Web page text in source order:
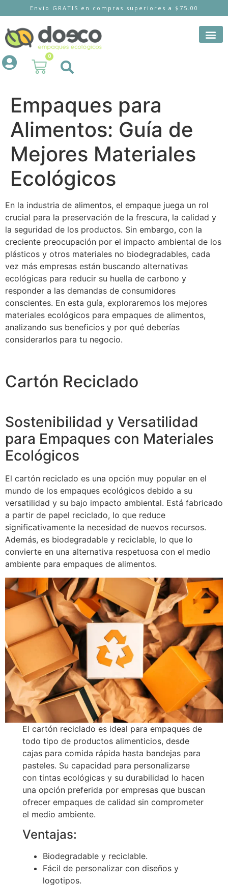
Envío GRATIS en compras superiores a $75.00
0
Empaques para
Alimentos: Guía de
Mejores Materiales
Ecológicos
En la industria de alimentos, el empaque juega un rol
crucial para la preservación de la frescura, la calidad y
la seguridad de los productos. Sin embargo, con la
creciente preocupación por el impacto ambiental de los
plásticos y otros materiales no biodegradables, cada
vez más empresas están buscando alternativas
ecológicas para reducir su huella de carbono y
responder a las demandas de consumidores
conscientes. En esta guía, exploraremos los mejores
materiales ecológicos para empaques de alimentos,
analizando sus beneficios y por qué deberías
considerarlos para tu negocio.
Cartón Reciclado
Sostenibilidad y Versatilidad
para Empaques con Materiales
Ecológicos
El cartón reciclado es una opción muy popular en el
mundo de los empaques ecológicos debido a su
versatilidad y su bajo impacto ambiental. Está fabricado
a partir de papel reciclado, lo que reduce
significativamente la necesidad de nuevos recursos.
Además, es biodegradable y reciclable, lo que lo
convierte en una alternativa respetuosa con el medio
ambiente para empaques de alimentos.
El cartón reciclado es ideal para empaques de
todo tipo de productos alimenticios, desde
cajas para comida rápida hasta bandejas para
pasteles. Su capacidad para personalizarse
con tintas ecológicas y su durabilidad lo hacen
una opción preferida por empresas que buscan
ofrecer empaques de calidad sin comprometer
el medio ambiente.
Ventajas:
Biodegradable y reciclable.
Fácil de personalizar con diseños y
logotipos.